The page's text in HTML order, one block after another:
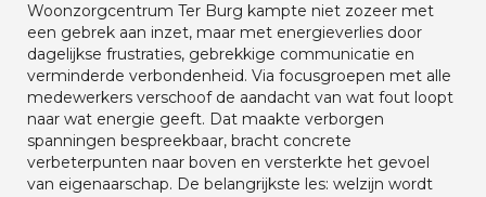
Woonzorgcentrum Ter Burg kampte niet zozeer met
een gebrek aan inzet, maar met energieverlies door
dagelijkse frustraties, gebrekkige communicatie en
verminderde verbondenheid. Via focusgroepen met alle
medewerkers verschoof de aandacht van wat fout loopt
naar wat energie geeft. Dat maakte verborgen
spanningen bespreekbaar, bracht concrete
verbeterpunten naar boven en versterkte het gevoel
van eigenaarschap. De belangrijkste les: welzijn wordt